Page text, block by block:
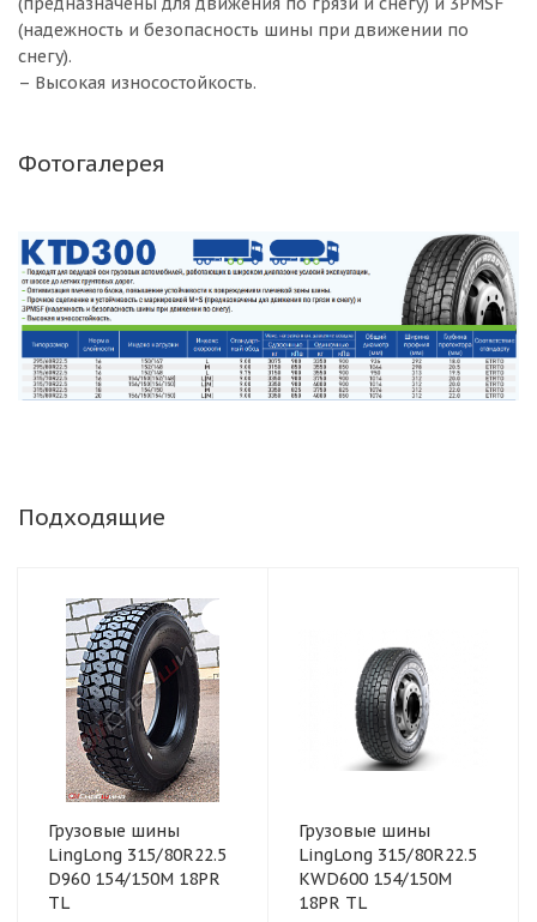
(надежность и безопасность шины при движении по
снегу).
– Высокая износостойкость.
Фотогалерея
Подходящие
Грузовые шины
LingLong 315/80R22.5
D960 154/150M 18PR
TL
Грузовые шины
LingLong 315/80R22.5
KWD600 154/150M
18PR TL